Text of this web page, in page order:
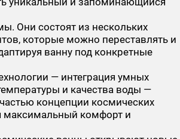
Они состоят из нескольких
которые можно переставлять и
ванну под конкретные
— интеграция умных
и качества воды —
концепции космических
максимальный комфорт и